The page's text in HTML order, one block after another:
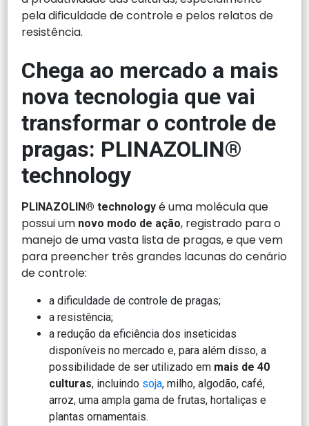
pela dificuldade de controle e pelos relatos de
resistência.
Chega ao mercado a mais
nova tecnologia que vai
transformar o controle de
pragas: PLINAZOLIN®
technology
PLINAZOLIN® technologyé uma molécula que
possui um novo modo de ação, registrado para o
manejo de uma vasta lista de pragas, e que vem
para preencher três grandes lacunas do cenário
de controle:
a dificuldade de controle de pragas;
a resistência;
a redução da eficiência dos inseticidas
disponíveis no mercado e, para além disso, a
possibilidade de ser utilizado em mais de 40
culturas, incluindo soja, milho, algodão, café,
arroz, uma ampla gama de frutas, hortaliças e
plantas ornamentais.